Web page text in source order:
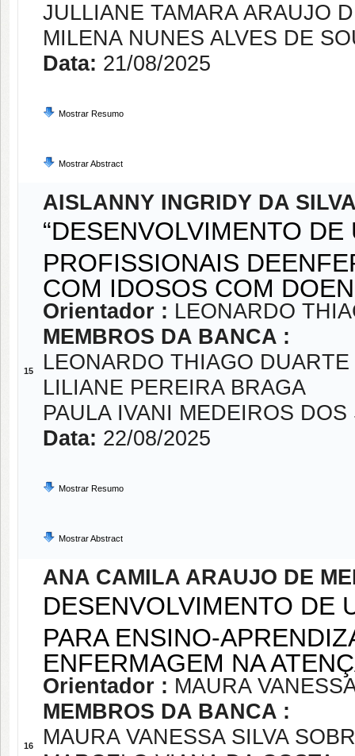
JULLIANE TAMARA ARAUJO
MILENA NUNES ALVES DE
Data: 21/08/2025
Mostrar Resumo
Mostrar Abstract
15
AISLANNY INGRIDY DA
“DESENVOLVIMENTO
PROFISSIONAIS
COM IDOSOS COM
Orientador : LEONARDO
MEMBROS DA BANCA :
LEONARDO THIAGO
LILIANE PEREIRA BRAGA
PAULA IVANI MEDEIROS DOS
Data: 22/08/2025
Mostrar Resumo
Mostrar Abstract
16
ANA CAMILA ARAUJO DE
DESENVOLVIMENTO DE
PARA ENSINO-
ENFERMAGEM NA
Orientador : MAURA
MEMBROS DA BANCA :
MAURA VANESSA SILVA